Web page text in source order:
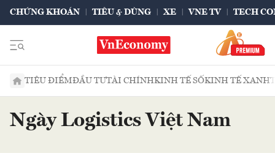
CHỨNG KHOÁN TIÊU & DÙNG XE VNE TV TECH
TIÊU ĐIỂMĐẦU TƯTÀI CHÍNHKINH TẾ SỐKINH TẾ XANH
Ngày Logistics Việt Nam